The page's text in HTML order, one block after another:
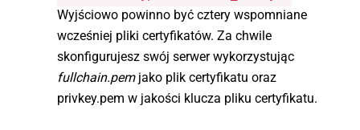
Wyjściowo powinno być cztery wspomniane
wcześniej pliki certyfikatów. Za chwile
skonfigurujesz swój serwer wykorzystując
fullchain.pemjako plik certyfikatu oraz
privkey.pem w jakości klucza pliku certyfikatu.